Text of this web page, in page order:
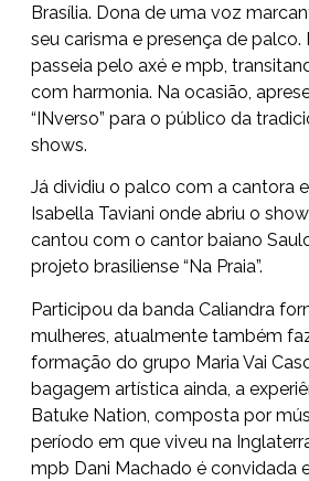
Brasília. Dona de uma voz
seu carisma e presença de
passeia pelo axé e mpb,
com harmonia. Na ocasião,
“INverso” para o público da
shows.
Já dividiu o palco com a cantora
Isabella Taviani onde abriu o
cantou com o cantor baiano
projeto brasiliense “Na Praia”.
Participou da banda Caliandra
mulheres, atualmente também
formação do grupo Maria Vai
bagagem artística ainda, a
Batuke Nation, composta por
período em que viveu na
mpb Dani Machado é convidada